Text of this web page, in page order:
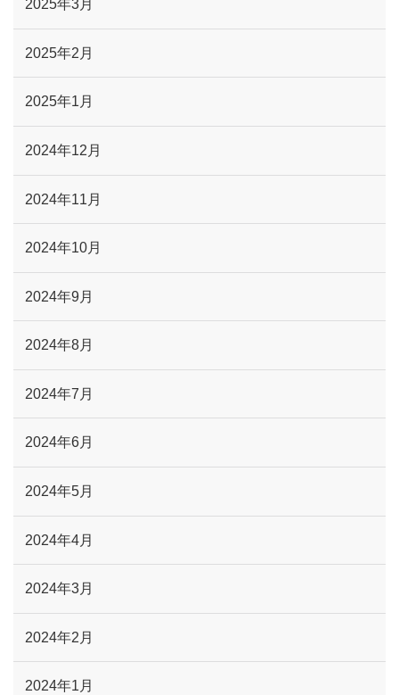
2025年3月
2025年2月
2025年1月
2024年12月
2024年11月
2024年10月
2024年9月
2024年8月
2024年7月
2024年6月
2024年5月
2024年4月
2024年3月
2024年2月
2024年1月